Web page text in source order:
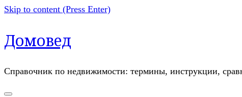
Skip to content (Press Enter)
Домовед
Справочник по недвижимости: термины, инструкции,